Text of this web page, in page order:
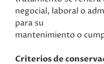
negocial, laboral o
para su
mantenimiento o
Criterios de